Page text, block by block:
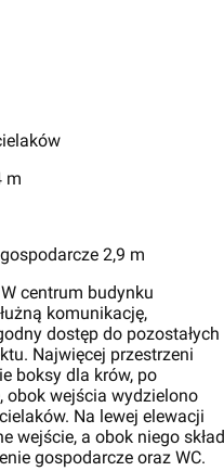
m
2,9 m
centrum budynku
komunikację,
dostęp do pozostałych
Najwięcej przestrzeni
boksy dla krów, po
obok wejścia wydzielono
Na lewej elewacji
wejście, a obok niego skład
gospodarcze oraz WC.